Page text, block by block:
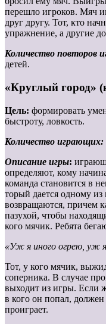
перешло игроков. Мяч
друг другу. Тот, кто
упражнение, а другие
Количество повторов
детей.
«Круглый город»
Цель: формировать
быстроту, ловкость.
Количество играющих:
Описание игры:
определяют, кому
команда становится в
торый дается одному
возвращаются, причем
пазухой, чтобы
кого мячик. Ребята
«Уж я иного огрею, уж
Тот, у кого мячик,
соперника. В случае
выходит из игры. Если
в кого он попал,
проиграет.